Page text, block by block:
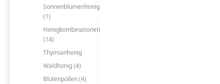
Sonnenblumenhonig
(1)
Honigkombinationen
(14)
Thymianhonig
Waldhonig (4)
Blütenpollen (4)